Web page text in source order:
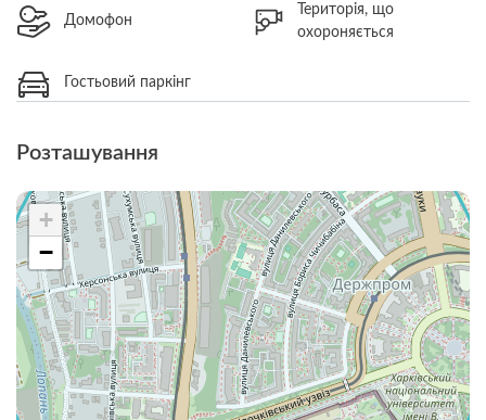
Домофон
Територія, що
охороняється
Гостьовий паркінг
Розташування
+
−